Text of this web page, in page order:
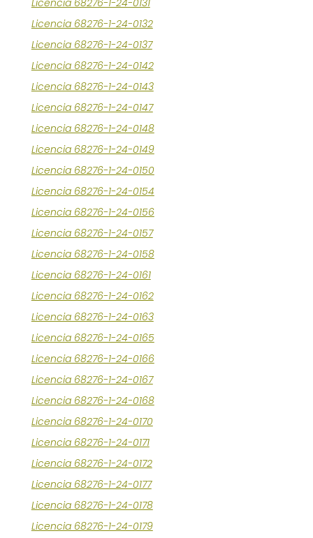
Licencia 68276-1-24-0132
Licencia 68276-1-24-0137
Licencia 68276-1-24-0142
Licencia 68276-1-24-0143
Licencia 68276-1-24-0147
Licencia 68276-1-24-0148
Licencia 68276-1-24-0149
Licencia 68276-1-24-0150
Licencia 68276-1-24-0154
Licencia 68276-1-24-0156
Licencia 68276-1-24-0157
Licencia 68276-1-24-0158
Licencia 68276-1-24-0161
Licencia 68276-1-24-0162
Licencia 68276-1-24-0163
Licencia 68276-1-24-0165
Licencia 68276-1-24-0166
Licencia 68276-1-24-0167
Licencia 68276-1-24-0168
Licencia 68276-1-24-0170
Licencia 68276-1-24-0171
Licencia 68276-1-24-0172
Licencia 68276-1-24-0177
Licencia 68276-1-24-0178
Licencia 68276-1-24-0179